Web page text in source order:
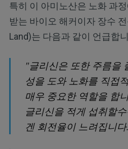
특히 이 아미노산은 노화 과
받는 바이오 해커이자 장수
Land)는 다음과 같이 언급합
"글리신은 또한 주름을
성을 도와 노화를 직접
매우 중요한 역할을 합
글리신을 적게 섭취할
겐 회전율이 느려집니다.